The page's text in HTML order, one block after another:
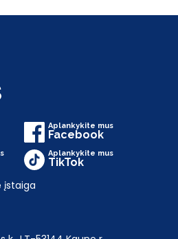
Aplankykite mus
Facebook
Aplankykite mus
TikTok
įstaiga